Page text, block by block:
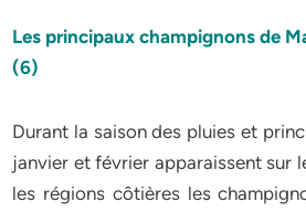
Les principaux champignons de
(6)
Durant la saison des pluies et
janvier et février apparaissent sur
les régions côtières les